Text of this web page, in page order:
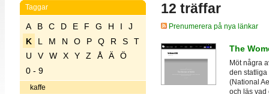
Taggar
A B C D E F G H I
J
K
L M N O P Q R S
T
U
V W X Y Z Å Ä
Ö
0 - 9
kaffe
12 träffar
Prenumerera på nya länkar
The
Möt några
den statliga
(National
och läs vad